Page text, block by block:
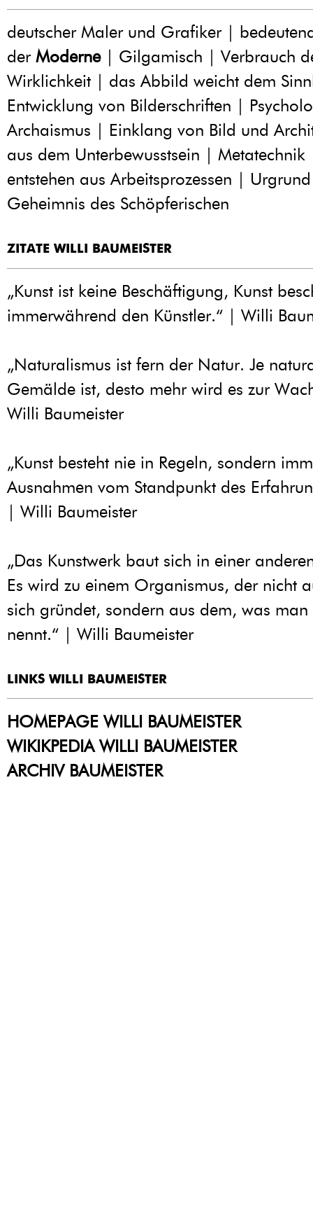
deutscher Maler und Grafiker |
der Moderne| Gilgamisch | Verbrauch
Wirklichkeit | das Abbild weicht dem
Entwicklung von Bilderschriften |
Archaismus | Einklang von Bild und
aus dem Unterbewusstsein |
entstehen aus Arbeitsprozessen |
Geheimnis des Schöpferischen
ZITATE WILLI BAUMEISTER
„Kunst ist keine Beschäftigung, Kunst
immerwährend den Künstler.“ | Willi
„Naturalismus ist fern der Natur. Je
Gemälde ist, desto mehr wird es zur
Willi Baumeister
„Kunst besteht nie in Regeln, sondern
Ausnahmen vom Standpunkt des
| Willi Baumeister
„Das Kunstwerk baut sich in einer
Es wird zu einem Organismus, der nicht
sich gründet, sondern aus dem, was
nennt.“ | Willi Baumeister
LINKS WILLI BAUMEISTER
HOMEPAGE WILLI BAUMEISTER
WIKIKPEDIA WILLI BAUMEISTER
ARCHIV BAUMEISTER